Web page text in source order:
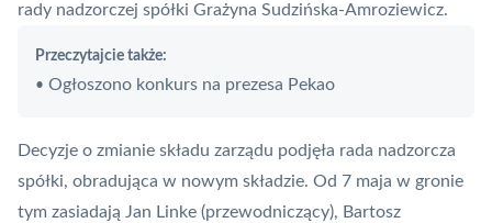
rady nadzorczej spółki Grażyna Sudzińska-Amroziewicz.
Przeczytajcie także:
• Ogłoszono konkurs na prezesa Pekao
Decyzje o zmianie składu zarządu podjęła rada nadzorcza
spółki, obradująca w nowym składzie. Od 7 maja w gronie
tym zasiadają Jan Linke (przewodniczący), Bartosz